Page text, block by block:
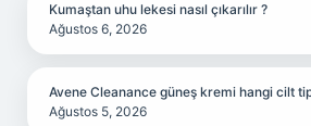
Kumaştan uhu lekesi nasıl çıkarılır ?
Ağustos 6, 2026
Avene Cleanance güneş kremi hangi cilt
Ağustos 5, 2026